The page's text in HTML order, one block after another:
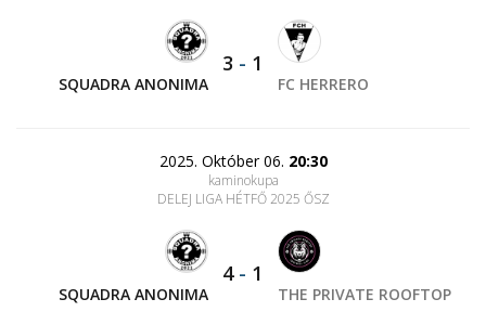
SQUADRA ANONIMA
3 - 1
FC HERRERO
2025. Október 06. 20:30
kaminokupa
DELEJ LIGA HÉTFŐ 2025 ŐSZ
SQUADRA ANONIMA
4- 1
THE PRIVATE ROOFTOP